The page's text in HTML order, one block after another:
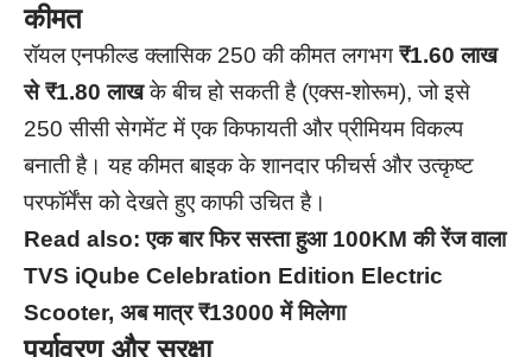
कीमत
रॉयल एनफील्ड क्लासिक 250 की कीमत लगभग ₹1.60 लाख
से ₹1.80 लाखके बीच हो सकती है (एक्स-शोरूम), जो इसे
250 सीसी सेगमेंट में एक किफायती और प्रीमियम विकल्प
बनाती है। यह कीमत बाइक के शानदार फीचर्स और उत्कृष्ट
परफॉर्मेंस को देखते हुए काफी उचित है।
Read also:एक बार फिर सस्ता हुआ 100KM की रेंज वाला
TVS iQube Celebration Edition Electric
Scooter, अब मात्र ₹13000 में मिलेगा
पर्यावरण और सुरक्षा